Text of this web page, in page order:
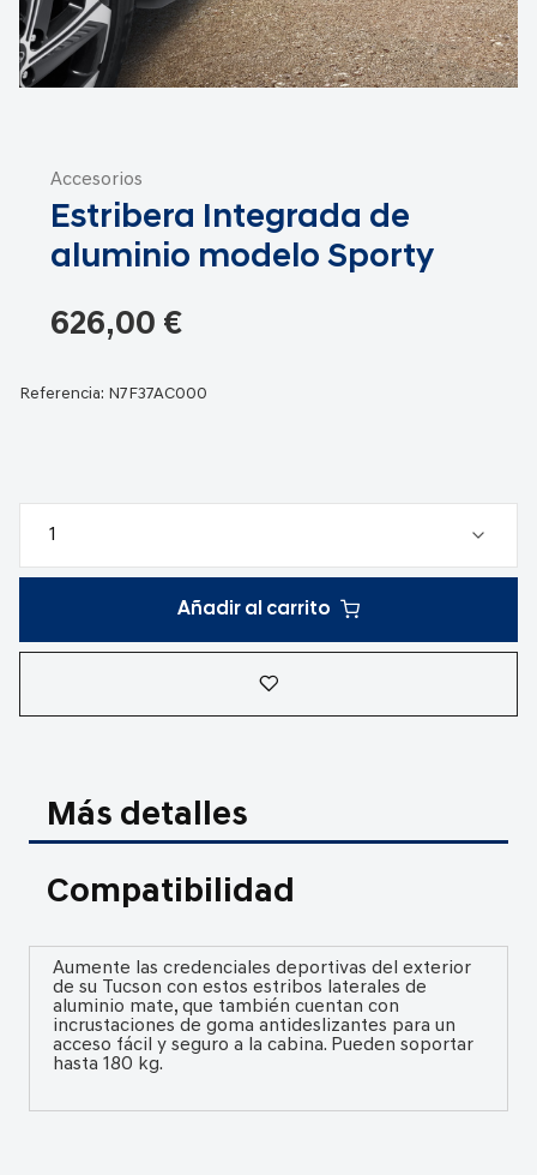
Accesorios
Estribera Integrada de
aluminio modelo Sporty
626,00 €
Referencia: N7F37AC000
Añadir al carrito
comienzo
galería
imágenes
Más detalles
Compatibilidad
Aumente las credenciales deportivas del exterior
de su Tucson con estos estribos laterales de
aluminio mate, que también cuentan con
incrustaciones de goma antideslizantes para un
acceso fácil y seguro a la cabina. Pueden soportar
hasta 180 kg.